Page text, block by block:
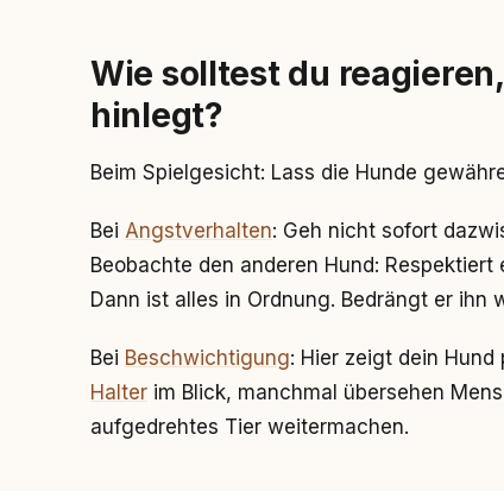
Wie solltest du
hinlegt?
Beim Spielgesicht: Lass die Hunde
Bei Angstverhalten: Geh nicht sofort
Beobachte den anderen Hund:
Dann ist alles in Ordnung. Bedrängt er ihn
Bei Beschwichtigung: Hier zeigt dein
Halter im Blick, manchmal übersehen
aufgedrehtes Tier weitermachen.